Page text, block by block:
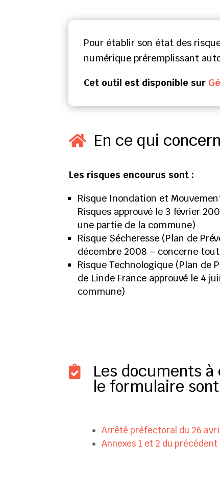
Pour établir son état des
numérique préremplissant
Cet outil est disponible sur
 En ce qui
Les risques encourus sont :
Risque Inondation et
Risques approuvé le 3 février
une partie de la commune)
Risque Sécheresse (Plan de
décembre 2008 – concerne
Risque Technologique (Plan de
de Linde France approuvé le 4
commune)
 Les documents
le formulaire
Arrêté préfectoral du 26
Annexes 1 et 2 du